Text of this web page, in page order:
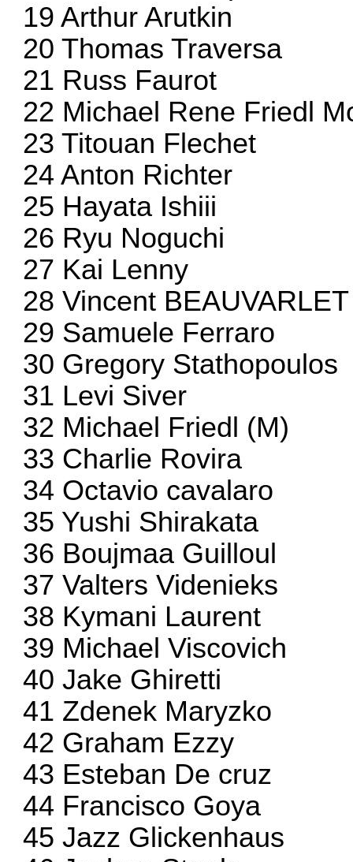
19 Arthur Arutkin
20 Thomas Traversa
21 Russ Faurot
22 Michael Rene Friedl
23 Titouan Flechet
24 Anton Richter
25 Hayata Ishiii
26 Ryu Noguchi
27 Kai Lenny
28 Vincent BEAUVARLET
29 Samuele Ferraro
30 Gregory Stathopoulos
31 Levi Siver
32 Michael Friedl (M)
33 Charlie Rovira
34 Octavio cavalaro
35 Yushi Shirakata
36 Boujmaa Guilloul
37 Valters Videnieks
38 Kymani Laurent
39 Michael Viscovich
40 Jake Ghiretti
41 Zdenek Maryzko
42 Graham Ezzy
43 Esteban De cruz
44 Francisco Goya
45 Jazz Glickenhaus